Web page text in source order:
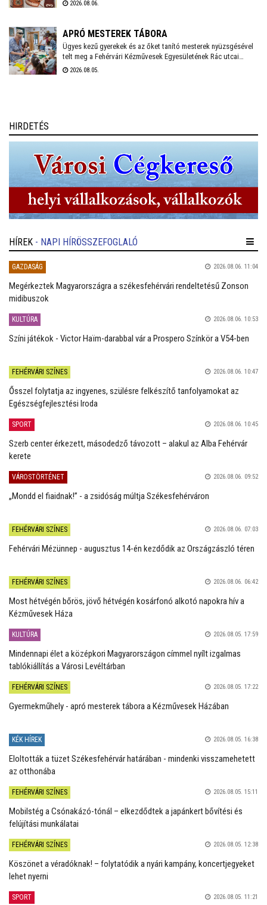
2026.08.06.
APRÓ MESTEREK TÁBORA
Ügyes kezű gyerekek és az őket tanító mesterek nyüzsgésével
telt meg a Fehérvári Kézművesek Egyesületének Rác utcai
portája. Ezen a héten zajlik a Gyermekműhely alkotótábor
2026.08.05.
HIRDETÉS
HÍREK - NAPI HÍRÖSSZEFOGLALÓ
GAZDASÁG 2026.08.06. 11:04
Megérkeztek Magyarországra a székesfehérvári rendeltetésű Zonson
midibuszok
KULTÚRA 2026.08.06. 10:53
Színi játékok - Victor Haïm-darabbal vár a Prospero Színkör a V54-ben
FEHÉRVÁRI SZÍNES 2026.08.06. 10:47
Ősszel folytatja az ingyenes, szülésre felkészítő tanfolyamokat az
Egészségfejlesztési Iroda
SPORT 2026.08.06. 10:45
Szerb center érkezett, másodedző távozott – alakul az Alba Fehérvár
kerete
VÁROSTÖRTÉNET 2026.08.06. 09:52
„Mondd el fiaidnak!” - a zsidóság múltja Székesfehérváron
FEHÉRVÁRI SZÍNES 2026.08.06. 07:03
Fehérvári Mézünnep - augusztus 14-én kezdődik az Országzászló téren
FEHÉRVÁRI SZÍNES 2026.08.06. 06:42
Most hétvégén bőrös, jövő hétvégén kosárfonó alkotó napokra hív a
Kézművesek Háza
KULTÚRA 2026.08.05. 17:59
Mindennapi élet a középkori Magyarországon címmel nyílt izgalmas
tablókiállítás a Városi Levéltárban
FEHÉRVÁRI SZÍNES 2026.08.05. 17:22
Gyermekműhely - apró mesterek tábora a Kézművesek Házában
KÉK HÍREK 2026.08.05. 16:38
Eloltották a tüzet Székesfehérvár határában - mindenki visszamehetett
az otthonába
FEHÉRVÁRI SZÍNES 2026.08.05. 15:11
Mobilstég a Csónakázó-tónál – elkezdődtek a japánkert bővítési és
felújítási munkálatai
FEHÉRVÁRI SZÍNES 2026.08.05. 12:38
Köszönet a véradóknak! – folytatódik a nyári kampány, koncertjegyeket
lehet nyerni
SPORT 2026.08.05. 11:21